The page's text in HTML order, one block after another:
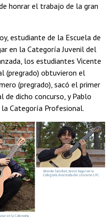
honrar el trabajo de la gran
estudiante de la Escuela de
en la Categoría Juvenil del
los estudiantes Vicente
(pregrado) obtuvieron el
(pregrado), sacó el primer
dicho concurso, y Pablo
Categoría Profesional.